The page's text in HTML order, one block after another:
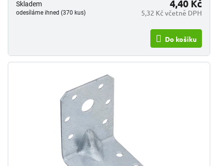
hvězdiček.
Skladem
odesíláme ihned (370 kus) 5,32 Kč včetně DPH
4,40 Kč
Do košíku